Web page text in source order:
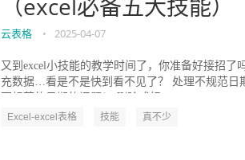
（excel必备五大技能）
云表格 • 2025-04-07
又到excel小技能的教学时间了，你准备好接招
充数据…看是不是快到看不见了？ 处理不规范日
Excel-excel表格 技能 真不少